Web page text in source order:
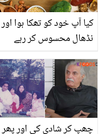
کیا آپ خود کو تھکا ہوا اور
نڈھال محسوس کر رہے
فروغ دینے کے لئے آئرن سے
بھرپور چند غذائیں
چھپ کر شادی کی اور پھر